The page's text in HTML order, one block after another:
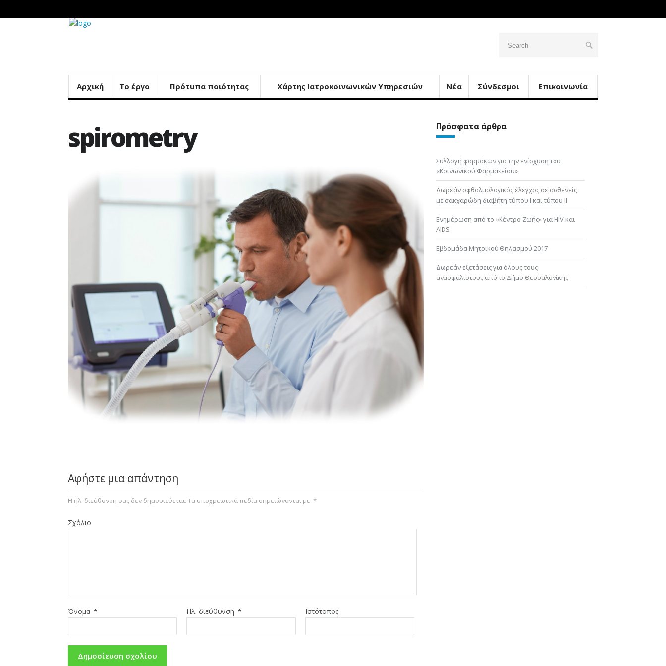
Αρχική Το έργο Πρότυπα ποιότητας Χάρτης Ιατροκοινωνικών Υπηρεσιών Νέα Σύνδεσμοι Επικοινωνία
spirometry
Αφήστε μια απάντηση
Η ηλ. διεύθυνση σας δεν δημοσιεύεται. Τα υποχρεωτικά πεδία σημειώνονται με *
Σχόλιο
Όνομα * Ηλ. διεύθυνση * Ιστότοπος
Πρόσφατα άρθρα
Συλλογή φαρμάκων για την ενίσχυση του
«Κοινωνικού Φαρμακείου»
Δωρεάν οφθαλμολογικός έλεγχος σε ασθενείς
με σακχαρώδη διαβήτη τύπου Ι και τύπου ΙΙ
Ενημέρωση από το «Κέντρο Ζωής» για HIV και
AIDS
Εβδομάδα Μητρικού Θηλασμού 2017
Δωρεάν εξετάσεις για όλους τους
ανασφάλιστους από το Δήμο Θεσσαλονίκης